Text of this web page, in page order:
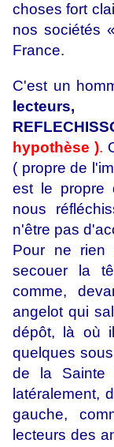
choses fort
nos sociétés
France.
C'est un
hypothèse ).
( propre de
est le propre
nous
n'être pas
Pour ne rien
secouer la
comme,
angelot qui
dépôt, là où
quelques
de la Sainte
latéralement,
gauche,
lecteurs des